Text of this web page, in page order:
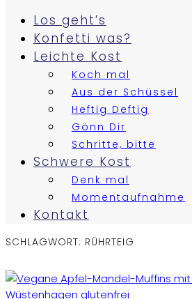
Los geht’s
Konfetti was?
Leichte Kost
Koch mal
Aus der Schüssel
Heftig Deftig
Gönn Dir
Schritte, bitte
Schwere Kost
Denk mal
Momentaufnahme
Kontakt
SCHLAGWORT: RÜHRTEIG